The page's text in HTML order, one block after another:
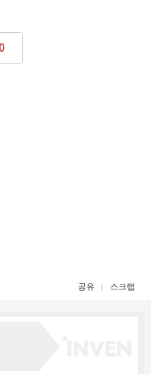
공유 스크랩